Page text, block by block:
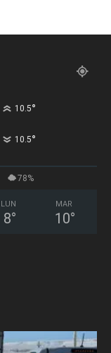
10.5°
10.5°
78%
LUN
8°
MAR
10°